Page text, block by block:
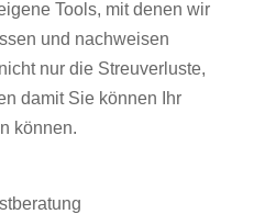
Tools, mit denen wir
und nachweisen
nur die Streuverluste,
damit Sie können Ihr
können.